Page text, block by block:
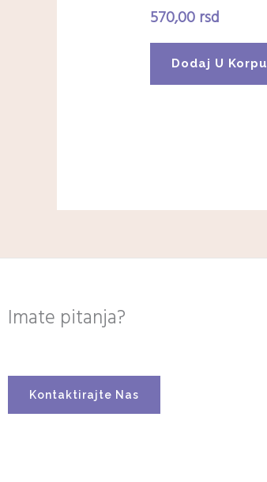
570,00rsd
Dodaj U Korpu
Imate pitanja?
Kontaktirajte Nas